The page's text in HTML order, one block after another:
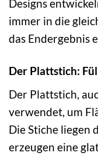
Designs
immer in die
das Endergebnis
Der Plattstich:
Der Plattstich,
verwendet, um
Die Stiche liegen
erzeugen eine